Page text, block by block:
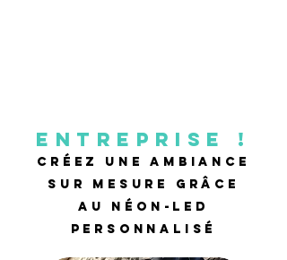
Entreprise !
créez une ambiance
sur mesure grâce
au néon-led
personnalisé